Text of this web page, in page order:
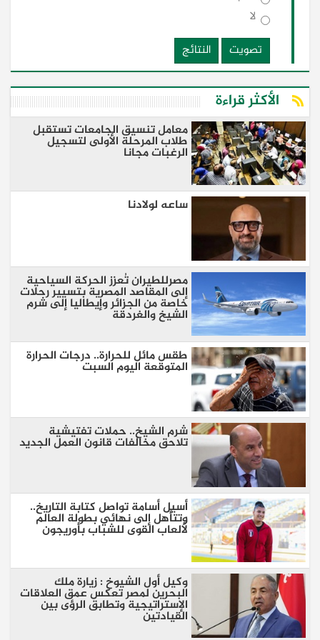
لا
تصويت
النتائج
الأكثر قراءة
معامل تنسيق الجامعات تستقبل
طلاب المرحلة الأولى لتسجيل
الرغبات مجانا
ساعه لولادنا
مصرللطيران تُعزز الحركة السياحية
إلى المقاصد المصرية بتسيير رحلات
خاصة من الجزائر وإيطاليا إلى شرم
الشيخ والغردقة
طقس مائل للحرارة.. درجات الحرارة
المتوقعة اليوم السبت
شرم الشيخ.. حملات تفتيشية
تلاحق مخالفات قانون العمل الجديد
أسيل أسامة تواصل كتابة التاريخ..
وتتأهل إلى نهائي بطولة العالم
لألعاب القوى للشباب بأوريجون
وكيل أول الشيوخ : زيارة ملك
البحرين لمصر تعكس عمق العلاقات
الإستراتيجية وتطابق الرؤى بين
القيادتين